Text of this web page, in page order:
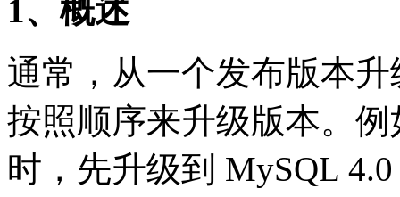
1、概述
通常，从一个发布版本
按照顺序来升级版本。
时，先升级到 MySQL